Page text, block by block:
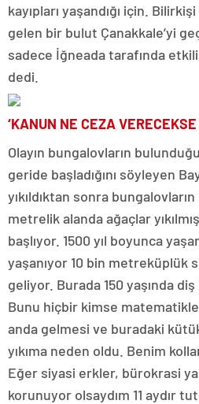
kayıpları yaşandığı için.
gelen bir bulut Çanakkale’yi
sadece İğneada tarafında
dedi.
‘KANUN NE CEZA
Olayın bungalovların
geride başladığını söyleyen
yıkıldıktan sonra
metrelik alanda ağaçlar
başlıyor. 1500 yıl boyunca
yaşanıyor 10 bin metreküplük
geliyor. Burada 150 yaşında diş
Bunu hiçbir kimse
anda gelmesi ve buradaki
yıkıma neden oldu. Benim
Eğer siyasi erkler, bürokrasi ya
korunuyor olsaydım 11 aydır